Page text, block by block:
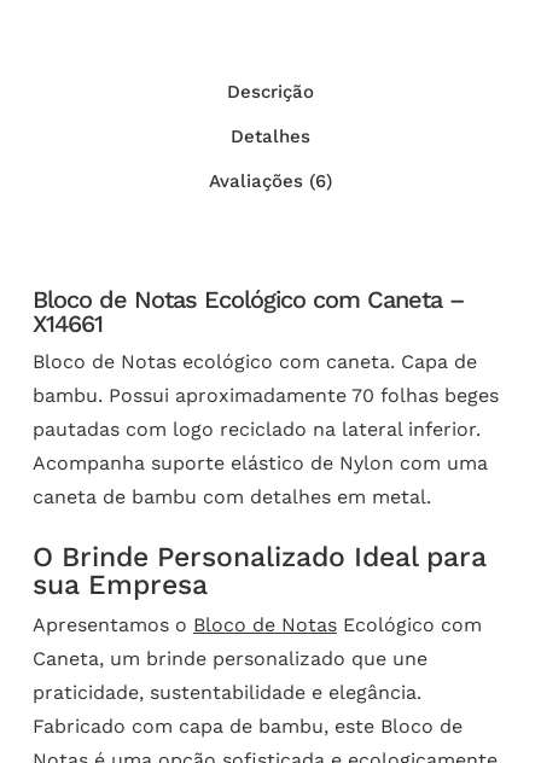
Descrição
Detalhes
Avaliações (6)
Bloco de Notas Ecológico com Caneta –
X14661
Bloco de Notas ecológico com caneta. Capa de
bambu. Possui aproximadamente 70 folhas beges
pautadas com logo reciclado na lateral inferior.
Acompanha suporte elástico de Nylon com uma
caneta de bambu com detalhes em metal.
O Brinde Personalizado Ideal para
sua Empresa
Apresentamos o Bloco de NotasEcológico com
Caneta, um brinde personalizado que une
praticidade, sustentabilidade e elegância.
Fabricado com capa de bambu, este Bloco de